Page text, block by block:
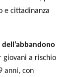
e cittadinanza
giovani a rischio
anni, con